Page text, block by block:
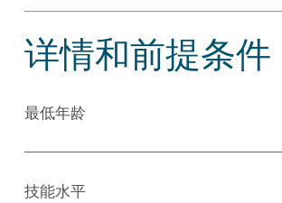
详情和前提条件
最低年龄
技能水平